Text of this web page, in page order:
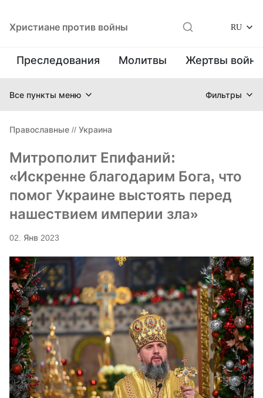
Христиане против войны RU
Преследования Молитвы Жертвы
Все пункты меню Фильтры
Православные // Украина
Митрополит Епифаний:
«Искренне благодарим Бога, что
помог Украине выстоять перед
нашествием империи зла»
02. Янв 2023